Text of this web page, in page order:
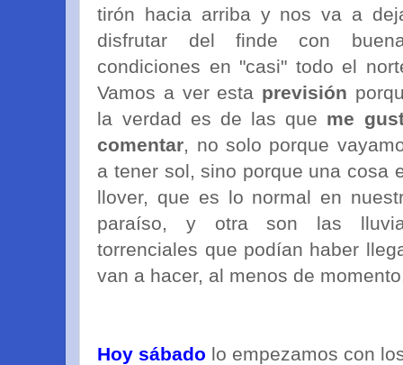
tirón hacia arriba y nos va a
disfrutar del finde con
condiciones en "casi" todo el
Vamos a ver esta previsión
la verdad es de las que me
comentar, no solo porque
a tener sol, sino porque una cosa
llover, que es lo normal en
paraíso, y otra son las
torrenciales que podían haber
van a hacer, al menos de
Hoy sábado lo empezamos con